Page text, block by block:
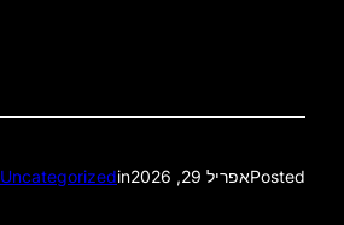
Postedאפריל 29, 2026 in
Uncategorized